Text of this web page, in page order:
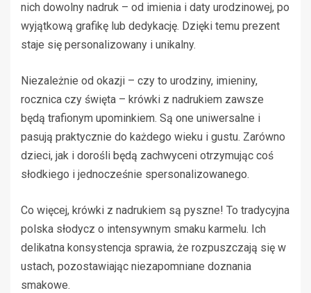
nich dowolny nadruk – od imienia i daty urodzinowej, po
wyjątkową grafikę lub dedykację. Dzięki temu prezent
staje się personalizowany i unikalny.
Niezależnie od okazji – czy to urodziny, imieniny,
rocznica czy święta – krówki z nadrukiem zawsze
będą trafionym upominkiem. Są one uniwersalne i
pasują praktycznie do każdego wieku i gustu. Zarówno
dzieci, jak i dorośli będą zachwyceni otrzymując coś
słodkiego i jednocześnie spersonalizowanego.
Co więcej, krówki z nadrukiem są pyszne! To tradycyjna
polska słodycz o intensywnym smaku karmelu. Ich
delikatna konsystencja sprawia, że rozpuszczają się w
ustach, pozostawiając niezapomniane doznania
smakowe.